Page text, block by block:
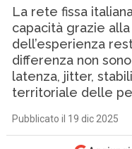
La rete fissa
capacità grazie
dell’esperienza
differenza non
latenza, jitter,
territoriale delle
Pubblicato il 19 dic 2025